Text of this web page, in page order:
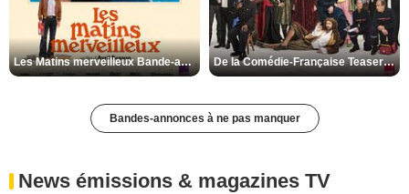
Les Matins merveilleux Bande-annonce VF De la Comédie-Française Teaser VF
Bandes-annonces à ne pas manquer
News émissions & magazines TV